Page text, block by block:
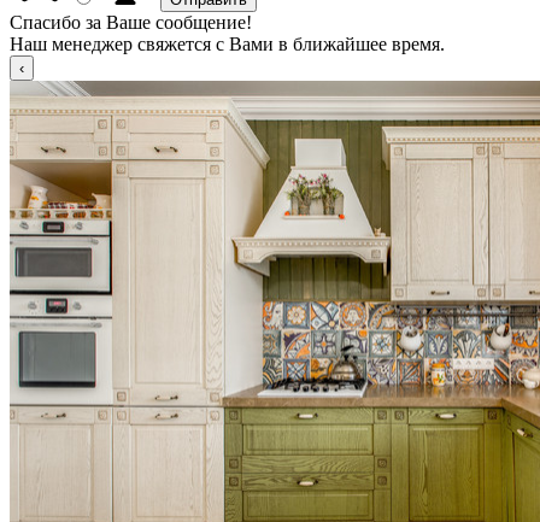
Спасибо за Ваше сообщение!
Наш менеджер свяжется с Вами в ближайшее время.